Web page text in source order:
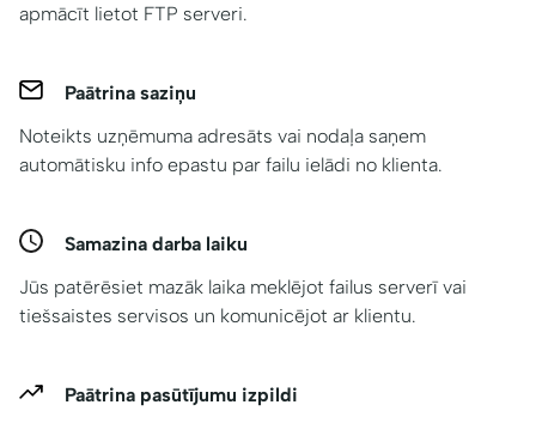
apmācīt lietot FTP serveri.
Paātrina saziņu
Noteikts uzņēmuma adresāts vai nodaļa saņem
automātisku info epastu par failu ielādi no klienta.
Samazina darba laiku
Jūs patērēsiet mazāk laika meklējot failus serverī vai
tiešsaistes servisos un komunicējot ar klientu.
Paātrina pasūtījumu izpildi